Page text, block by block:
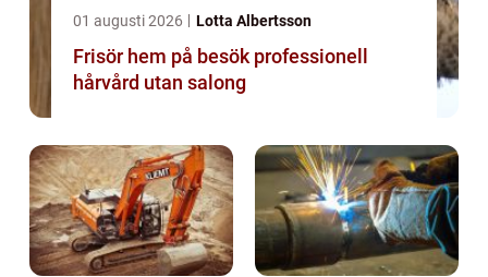
01 augusti 2026 Lotta Albertsson
Frisör hem på besök professionell
hårvård utan salong